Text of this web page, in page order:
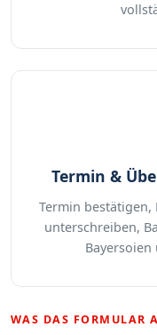
Termin &
Termin bestätigen,
unterschreiben,
WAS DAS FORMULAR